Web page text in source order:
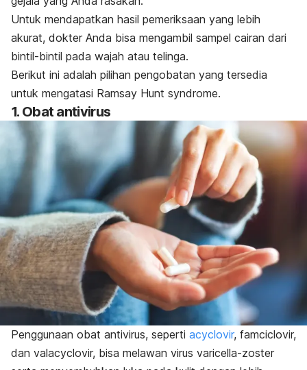
Untuk mendapatkan hasil pemeriksaan yang lebih
akurat, dokter Anda bisa mengambil sampel cairan dari
bintil-bintil pada wajah atau telinga.
Berikut ini adalah pilihan pengobatan yang tersedia
untuk mengatasi Ramsay Hunt syndrome.
1. Obat antivirus
Penggunaan obat antivirus, seperti acyclovir, famciclovir,
dan valacyclovir, bisa melawan virus varicella-zoster